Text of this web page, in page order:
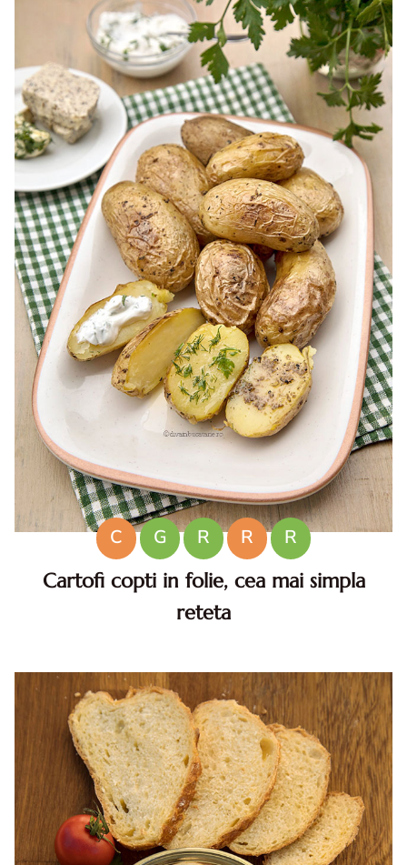
C G R R
R
Cartofi copti in folie, cea mai simpla
reteta
de post